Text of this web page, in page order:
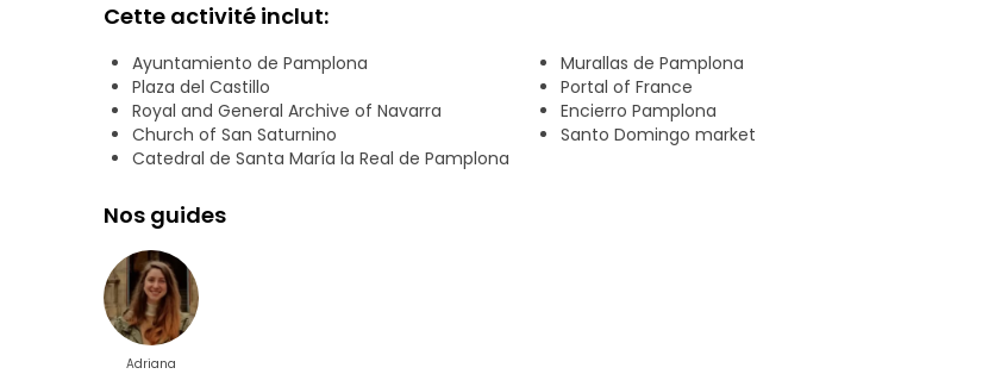
et vous repartirez avec une large recommandation gastronomique !
vous avez des questions ? Écrivez-moi et j'essaierai de vous aider dans la mesure du possible : parking,
emplacement, etc.
J'adapte le contenu à tous les publics et j'aime rendre les visites proches et dynamiques pour que vous
puissiez marcher avec moi, petits et grands.
Cette activité inclut:
Ayuntamiento de Pamplona
Murallas de Pamplona
Plaza del Castillo
Portal of France
Royal and General Archive of Navarra
Encierro Pamplona
Church of San Saturnino
Santo Domingo market
Catedral de Santa María la Real de Pamplona
Nos guides
Adriana